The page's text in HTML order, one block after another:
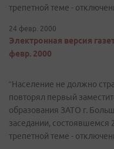
трепетной теме -
24 февр. 2000
Электронная версия
февр. 2000
“Население не должно
повторял первый
образования ЗАТО г.
заседании,
трепетной теме -